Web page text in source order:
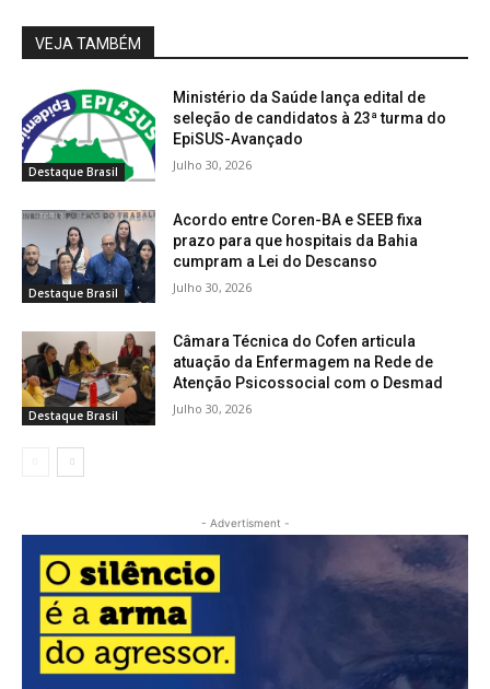
VEJA TAMBÉM
Destaque Brasil
Ministério da Saúde lança edital de
seleção de candidatos à 23ª turma do
EpiSUS-Avançado
Julho 30, 2026
Destaque Brasil
Acordo entre Coren-BA e SEEB fixa
prazo para que hospitais da Bahia
cumpram a Lei do Descanso
Julho 30, 2026
Destaque Brasil
Câmara Técnica do Cofen articula
atuação da Enfermagem na Rede de
Atenção Psicossocial com o Desmad
Julho 30, 2026
- Advertisment -